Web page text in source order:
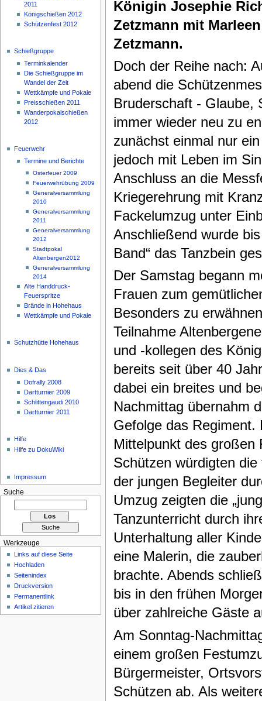
Königin Josephie
Zetzmann mit
Zetzmann.
Doch der Reihe nach:
abend die
Bruderschaft - Glaube,
immer wieder neu zu
zunächst einmal nur
jedoch mit Leben im
Anschluss an die
Kriegerehrung mit
Fackelumzug unter
Anschließend wurde
Band“ das Tanzbein
Der Samstag begann
Frauen zum
Besonders zu
Teilnahme
und -kollegen des
bereits seit über 40
dabei ein breites und
Nachmittag übernahm
Gefolge das
Mittelpunkt des großen
Schützen würdigten
der jungen Begleiter
Umzug zeigten die
Tanzunterricht durch
Unterhaltung aller
eine Malerin, die
brachte. Abends
bis in den frühen
über zahlreiche Gäste
Am Sonntag-
einem großen
Bürgermeister,
Schützen ab. Als
2011
Königschießen 2012
Schützenfest 2012
Schießgruppe
Terminkalender
Die Schießgruppe im
Wandel der Zeit
Wettkämpfe und Pokale
Preisschießen 2011
Wanderpokalschießen
2012
Feuerwehr
Termine und Berichte
Osterfeuer 2009
Feuerwehrübung 2009
Generalversammlung
2010
Generalversammlung
2011
Generalversammlung
2012
Stadtpokal
Altenbergen2012
Generalversammlung
2014
Alte Handdruck-
Feuerspritze
Brände in Hohehaus
Wettkämpfe und Pokale
Schutzhütte Hohehaus
Dies & Das
Dofrally 2008
Dartturnier 2009
Schlittengaudi 2010
Dartturnier 2011
Hilfe
Hilfe zu DokuWiki
Impressum
Suche
Werkzeuge
Links auf diese Seite
Hochladen
Seitenindex
Druckversion
Permanentlink
Artikel zitieren